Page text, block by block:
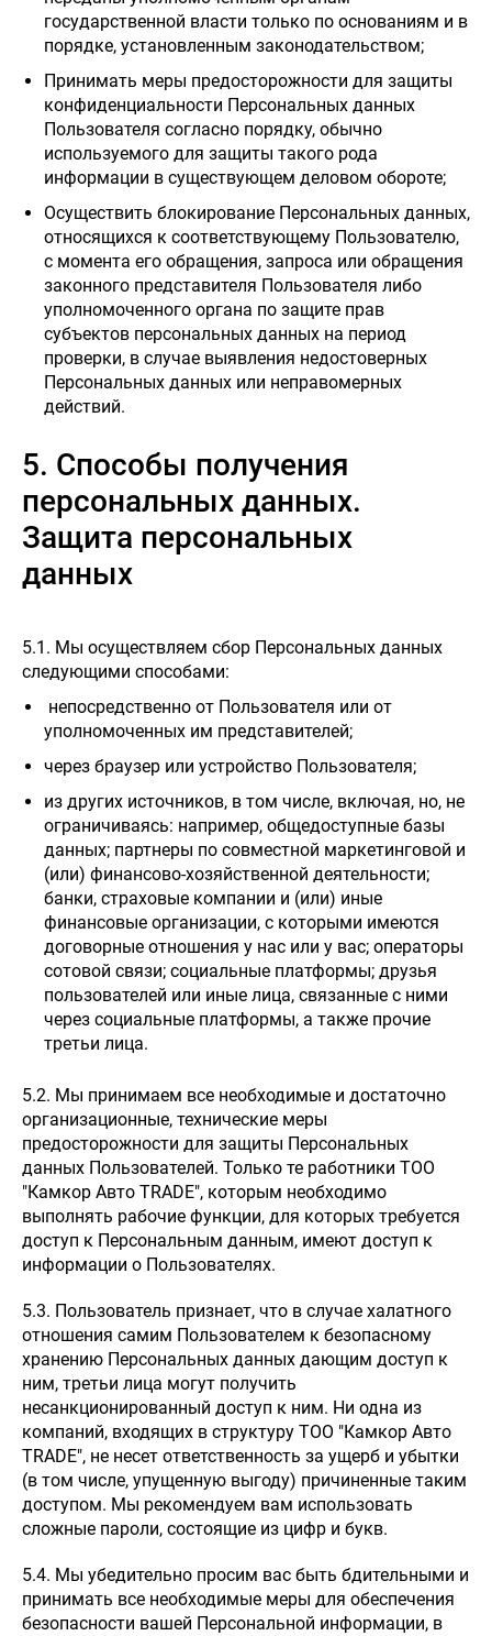
КОНТАКТЫ
Haval
Pavlodar
государственной власти только по основаниям и в
порядке, установленным законодательством;
Принимать меры предосторожности для защиты
конфиденциальности Персональных данных
Пользователя согласно порядку, обычно
используемого для защиты такого рода
информации в существующем деловом обороте;
Осуществить блокирование Персональных данных,
относящихся к соответствующему Пользователю,
с момента его обращения, запроса или обращения
законного представителя Пользователя либо
уполномоченного органа по защите прав
субъектов персональных данных на период
проверки, в случае выявления недостоверных
Персональных данных или неправомерных
действий.
5. Способы получения
персональных данных.
Защита персональных
данных
5.1. Мы осуществляем сбор Персональных данных
следующими способами:
непосредственно от Пользователя или от
уполномоченных им представителей;
через браузер или устройство Пользователя;
из других источников, в том числе, включая, но, не
ограничиваясь: например, общедоступные базы
данных; партнеры по совместной маркетинговой и
(или) финансово-хозяйственной деятельности;
банки, страховые компании и (или) иные
финансовые организации, с которыми имеются
договорные отношения у нас или у вас; операторы
сотовой связи; социальные платформы; друзья
пользователей или иные лица, связанные с ними
через социальные платформы, а также прочие
третьи лица.
5.2. Мы принимаем все необходимые и достаточно
организационные, технические меры
предосторожности для защиты Персональных
данных Пользователей. Только те работники ТОО
"Камкор Авто TRADE", которым необходимо
выполнять рабочие функции, для которых требуется
доступ к Персональным данным, имеют доступ к
информации о Пользователях.
5.3. Пользователь признает, что в случае халатного
отношения самим Пользователем к безопасному
хранению Персональных данных дающим доступ к
ним, третьи лица могут получить
несанкционированный доступ к ним. Ни одна из
компаний, входящих в структуру ТОО "Камкор Авто
TRADE", не несет ответственность за ущерб и убытки
(в том числе, упущенную выгоду) причиненные таким
доступом. Мы рекомендуем вам использовать
сложные пароли, состоящие из цифр и букв.
5.4. Мы убедительно просим вас быть бдительными и
принимать все необходимые меры для обеспечения
безопасности вашей Персональной информации, в